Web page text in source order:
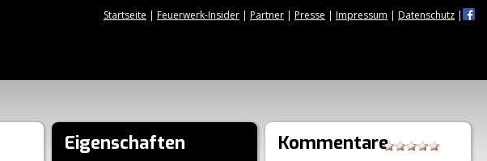
Startseite | Feuerwerk-Insider | Partner | Presse | Impressum | Datenschutz |
Eigenschaften Kommentare